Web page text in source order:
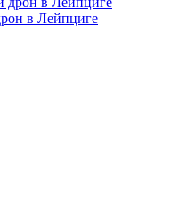
в Лейпциге